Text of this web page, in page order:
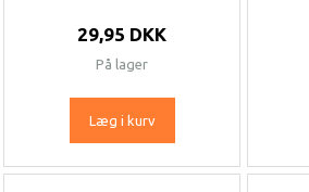
29,95 DKK
På lager
Læg i kurv